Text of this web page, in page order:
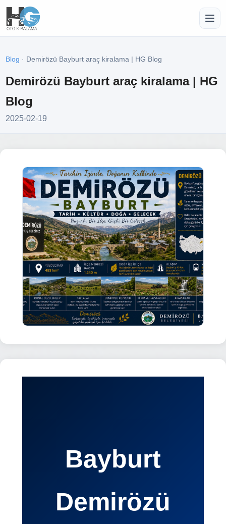
Blog · Demirözü Bayburt araç kiralama | HG Blog
Demirözü Bayburt araç kiralama | HG
Blog
2025-02-19
Bayburt
Demirözü